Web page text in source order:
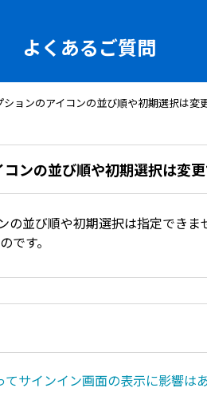
よくあるご質問
ションのアイコンの並び順や初期選択は変
ンの並び順や初期選択は変
並び順や初期選択は指定できま
です。
サインイン画面の表示に影響は